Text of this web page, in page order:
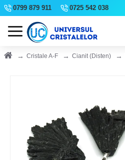
0799 879 911 0725 542 038
Cristale A-F Cianit (Disten)